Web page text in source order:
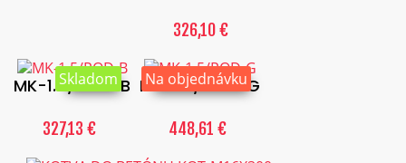
326,10 €
MK-1.5/POD-B
327,13 €
Skladom MK-1.5/POD-G
448,61 €
Na objednávku